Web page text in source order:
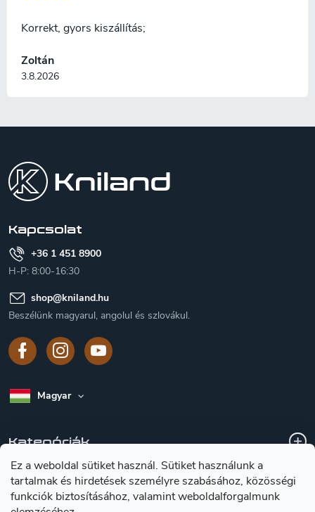
Ez a weboldal sütiket használ. Sütiket használunk a
tartalmak és hirdetések személyre szabásához, közösségi
funkciók biztosításához, valamint weboldalforgalmunk
Zoltán
3.8.2026
Korrekt, gyors kiszállítás;
Kapcsolat
+36 1 451 8900
H-P: 8:00-16:30
shop@kniland.hu
Beszélünk magyarul, angolul és szlovákul.
Magyar
Kategóriák
A vásárlásról